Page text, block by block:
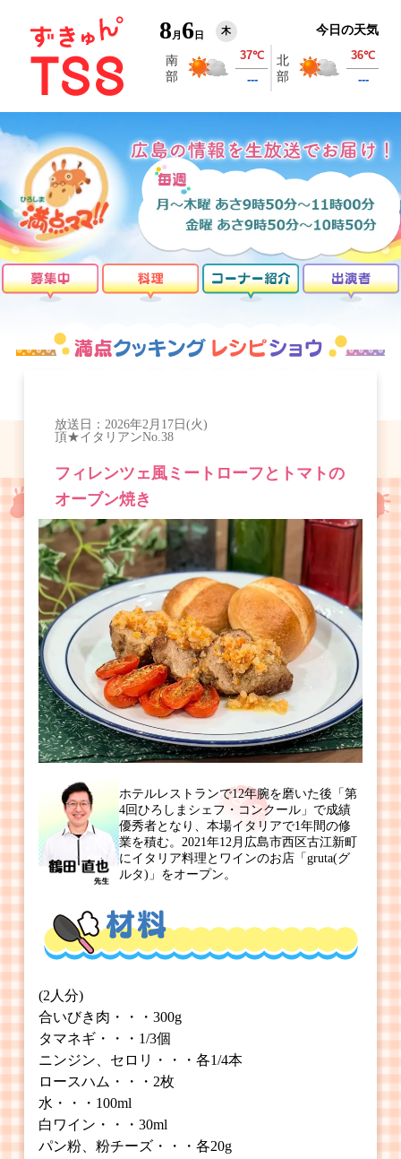
8 月 6日 木 今日の天気
放送日： 2026年2月17日(火)
頂★イタリアンNo.38
フィレンツェ風ミートローフとトマトの
オーブン焼き
ホテルレストランで12年腕を磨いた後「第
4回ひろしまシェフ・コンクール」で成績
優秀者となり、本場イタリアで1年間の修
業を積む。2021年12月広島市西区古江新町
にイタリア料理とワインのお店「gruta(グ
ルタ)」をオープン。
(2人分)
合いびき肉・・・300g
タマネギ・・・1/3個
ニンジン、セロリ・・・各1/4本
ロースハム・・・2枚
水・・・100ml
白ワイン・・・30ml
パン粉、粉チーズ・・・各20g